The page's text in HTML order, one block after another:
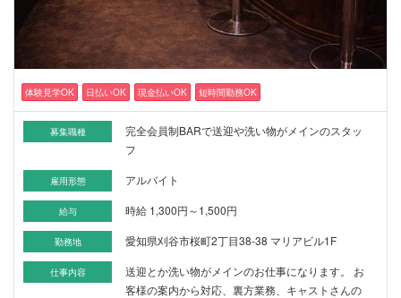
体験見学OK 日払いOK 現金払いOK 短時間勤務OK
募集職種
完全会員制BARで送迎や洗い物がメインのスタッ
フ
雇用形態 アルバイト
給与 時給 1,300円～1,500円
勤務地 愛知県刈谷市桜町2丁目38-38 マリアビル1F
仕事内容
送迎とか洗い物がメインのお仕事になります。 お
客様の案内から対応、裏方業務、キャストさんの